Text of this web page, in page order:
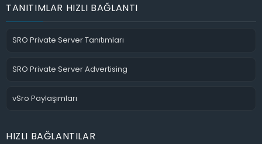
TANITIMLAR HIZLI BAĞLANTI
SRO Private Server Tanıtımları
SRO Private Server Advertising
vSro Paylaşımları
HIZLI BAĞLANTILAR